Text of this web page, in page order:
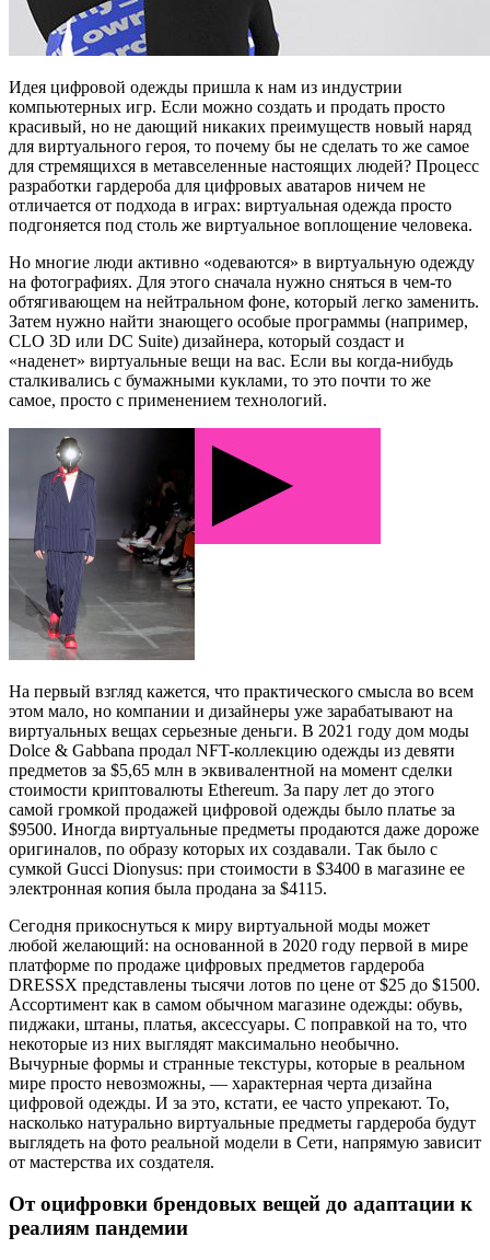
Идея цифровой одежды пришла к нам из индустрии
компьютерных игр. Если можно создать и продать просто
красивый, но не дающий никаких преимуществ новый наряд
для виртуального героя, то почему бы не сделать то же самое
для стремящихся в метавселенные настоящих людей? Процесс
разработки гардероба для цифровых аватаров ничем не
отличается от подхода в играх: виртуальная одежда просто
подгоняется под столь же виртуальное воплощение человека.
Но многие люди активно «одеваются» в виртуальную одежду
на фотографиях. Для этого сначала нужно сняться в чем-то
обтягивающем на нейтральном фоне, который легко заменить.
Затем нужно найти знающего особые программы (например,
CLO 3D или DC Suite) дизайнера, который создаст и
«наденет» виртуальные вещи на вас. Если вы когда-нибудь
сталкивались с бумажными куклами, то это почти то же
самое, просто с применением технологий.
На первый взгляд кажется, что практического смысла во всем
этом мало, но компании и дизайнеры уже зарабатывают на
виртуальных вещах серьезные деньги. В 2021 году дом моды
Dolce & Gabbana продал NFT-коллекцию одежды из девяти
предметов за $5,65 млн в эквивалентной на момент сделки
стоимости криптовалюты Ethereum. За пару лет до этого
самой громкой продажей цифровой одежды было платье за
$9500. Иногда виртуальные предметы продаются даже дороже
оригиналов, по образу которых их создавали. Так было с
сумкой Gucci Dionysus: при стоимости в $3400 в магазине ее
электронная копия была продана за $4115.
Сегодня прикоснуться к миру виртуальной моды может
любой желающий: на основанной в 2020 году первой в мире
платформе по продаже цифровых предметов гардероба
DRESSX представлены тысячи лотов по цене от $25 до $1500.
Ассортимент как в самом обычном магазине одежды: обувь,
пиджаки, штаны, платья, аксессуары. С поправкой на то, что
некоторые из них выглядят максимально необычно.
Вычурные формы и странные текстуры, которые в реальном
мире просто невозможны, — характерная черта дизайна
цифровой одежды. И за это, кстати, ее часто упрекают. То,
насколько натурально виртуальные предметы гардероба будут
выглядеть на фото реальной модели в Сети, напрямую зависит
от мастерства их создателя.
От оцифровки брендовых вещей до адаптации к
реалиям пандемии